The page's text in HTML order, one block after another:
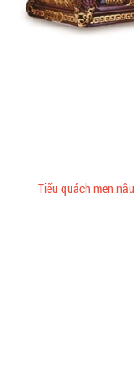
Tiểu quách men